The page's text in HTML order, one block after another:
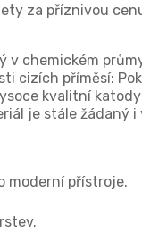
za příznivou
v chemickém
cizích příměsí:
kvalitní
je stále žádaný
moderní přístroje.